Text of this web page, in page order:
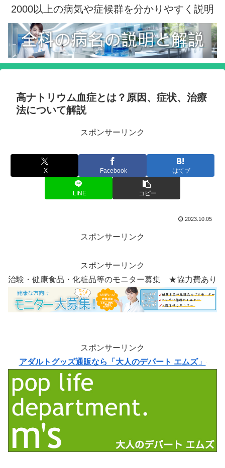
2000以上の病気や症候群を分かりやすく説明
高ナトリウム血症とは？原因、症状、治療
法について解説
スポンサーリンク
X Facebook はてブ
LINE コピー
2023.10.05
スポンサーリンク
スポンサーリンク
治験・健康食品・化粧品等のモニター募集 ★協力費あり
スポンサーリンク
アダルトグッズ通販なら「大人のデパート エムズ」